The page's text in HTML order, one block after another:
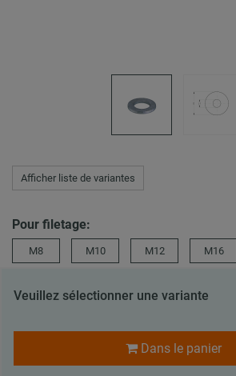
Afficher liste de variantes
Pour filetage:
M8 M10 M12 M16
Veuillez sélectionner une variante
Dans le panier